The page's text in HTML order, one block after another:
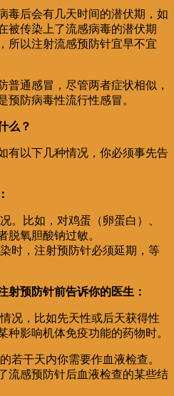
毒后会有几天时间的潜伏期，如
被传染上了流感病毒的潜伏期
所以注射流感预防针宜早不宜
普通感冒，尽管两者症状相似，
预防病毒性流行性感冒。
么？
有以下几种情况，你必须事先告
。比如，对鸡蛋（卵蛋白）、
脱氧胆酸钠过敏。
时，注射预防针必须延期，等
射预防针前告诉你的医生：
况，比如先天性或后天获得性
种影响机体免疫功能的药物时。
若干天内你需要作血液检查。
流感预防针后血液检查的某些结